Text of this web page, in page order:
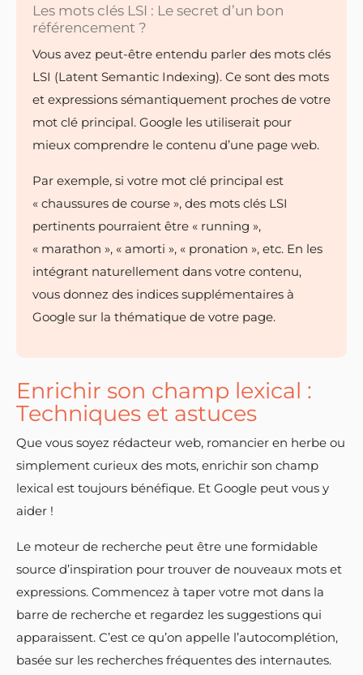
Les mots clés LSI : Le secret d’un bon
référencement ?
Vous avez peut-être entendu parler des mots clés
LSI (Latent Semantic Indexing). Ce sont des mots
et expressions sémantiquement proches de votre
mot clé principal. Google les utiliserait pour
mieux comprendre le contenu d’une page web.
Par exemple, si votre mot clé principal est
« chaussures de course », des mots clés LSI
pertinents pourraient être « running »,
« marathon », « amorti », « pronation », etc. En les
intégrant naturellement dans votre contenu,
vous donnez des indices supplémentaires à
Google sur la thématique de votre page.
Enrichir son champ lexical :
Techniques et astuces
Que vous soyez rédacteur web, romancier en herbe ou
simplement curieux des mots, enrichir son champ
lexical est toujours bénéfique. Et Google peut vous y
aider !
Le moteur de recherche peut être une formidable
source d’inspiration pour trouver de nouveaux mots et
expressions. Commencez à taper votre mot dans la
barre de recherche et regardez les suggestions qui
apparaissent. C’est ce qu’on appelle l’autocomplétion,
basée sur les recherches fréquentes des internautes.